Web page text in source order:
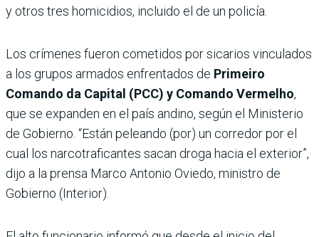
y otros tres homicidios, incluido el de un policía.
Los crímenes fueron cometidos por sicarios vinculados
a los grupos armados enfrentados de Primeiro
Comando da Capital (PCC) y Comando Vermelho,
que se expanden en el país andino, según el Ministerio
de Gobierno. “Están peleando (por) un corredor por el
cual los narcotraficantes sacan droga hacia el exterior”,
dijo a la prensa Marco Antonio Oviedo, ministro de
Gobierno (Interior).